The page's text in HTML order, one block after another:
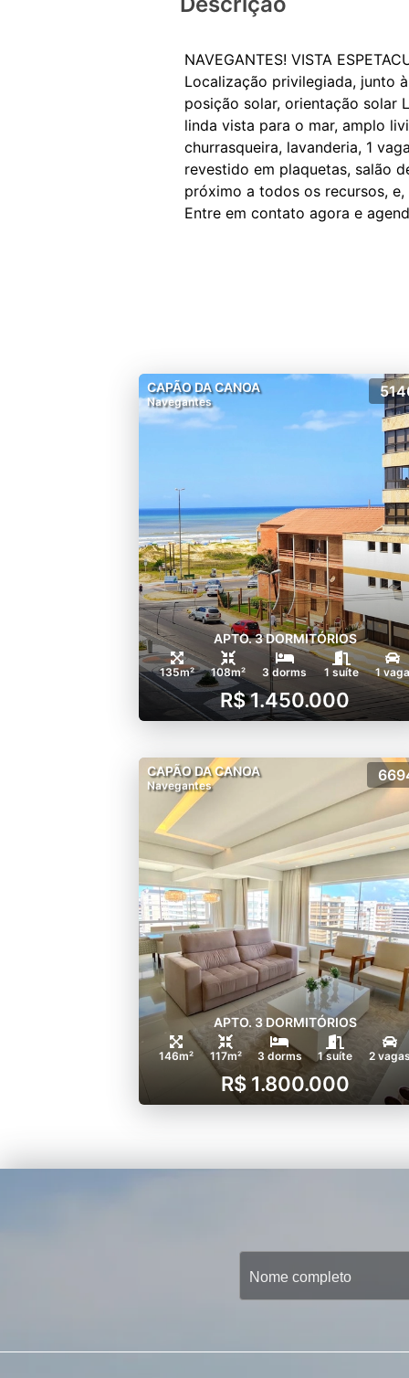
NAVEGANTES! VISTA
Localização privilegiada, junto
posição solar, orientação solar
linda vista para o mar, amplo
churrasqueira, lavanderia, 1
revestido em plaquetas, salão
próximo a todos os recursos,
CAPÃO DA CANOA
Navegantes
APTO. 3 DORMITÓRIOS
135m² 108m² 3 dorms 1 suíte 1 vaga
R$ 1.450.000
CAPÃO DA CANOA
Navegantes
APTO. 3 DORMITÓRIOS
146m² 117m² 3 dorms 1 suíte 2
R$ 1.800.000